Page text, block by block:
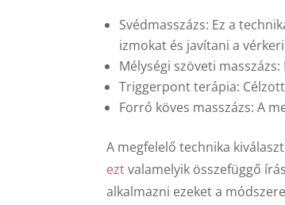
Svédmasszázs: Ez a
izmokat és javítani a
Mélységi szöveti
Triggerpont terápia:
Forró köves masszázs: A
A megfelelő technika
eztvalamelyik összefüggő
alkalmazni ezeket a